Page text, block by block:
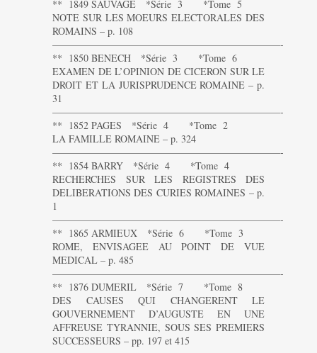
** 1849 SAUVAGE *Série 3 *Tome 5
NOTE SUR LES MOEURS ELECTORALES DES
ROMAINS – p. 108
———————————————————————-
** 1850 BENECH *Série 3 *Tome 6
EXAMEN DE L’OPINION DE CICERON SUR LE
DROIT ET LA JURISPRUDENCE ROMAINE – p.
31
———————————————————————-
** 1852 PAGES *Série 4 *Tome 2
LA FAMILLE ROMAINE – p. 324
———————————————————————-
** 1854 BARRY *Série 4 *Tome 4
RECHERCHES SUR LES REGISTRES DES
DELIBERATIONS DES CURIES ROMAINES – p.
1
———————————————————————-
** 1865 ARMIEUX *Série 6 *Tome 3
ROME, ENVISAGEE AU POINT DE VUE
MEDICAL – p. 485
———————————————————————-
** 1876 DUMERIL *Série 7 *Tome 8
DES CAUSES QUI CHANGERENT LE
GOUVERNEMENT D’AUGUSTE EN UNE
AFFREUSE TYRANNIE, SOUS SES PREMIERS
SUCCESSEURS – pp. 197 et 415